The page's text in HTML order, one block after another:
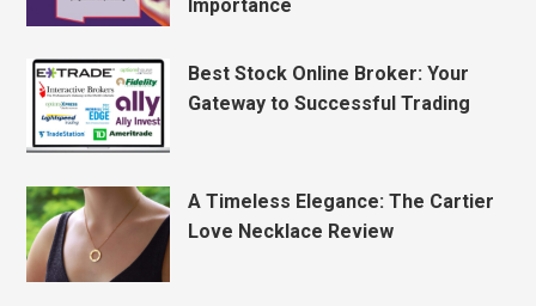
Importance
Best Stock Online Broker: Your
Gateway to Successful Trading
A Timeless Elegance: The Cartier
Love Necklace Review